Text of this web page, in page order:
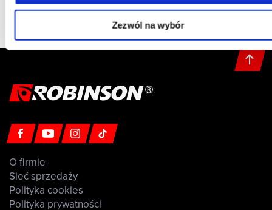
Zezwól na wybór
O firmie
Sieć sprzedaży
Polityka cookies
Polityka prywatności